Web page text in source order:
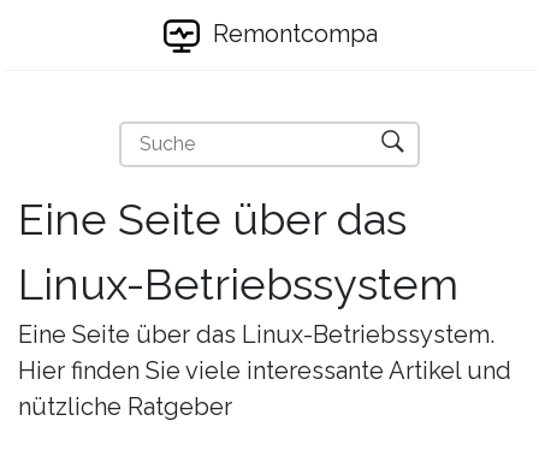
Remontcompa
Eine Seite über das
Linux-Betriebssystem
Eine Seite über das Linux-Betriebssystem.
Hier finden Sie viele interessante Artikel und
nützliche Ratgeber